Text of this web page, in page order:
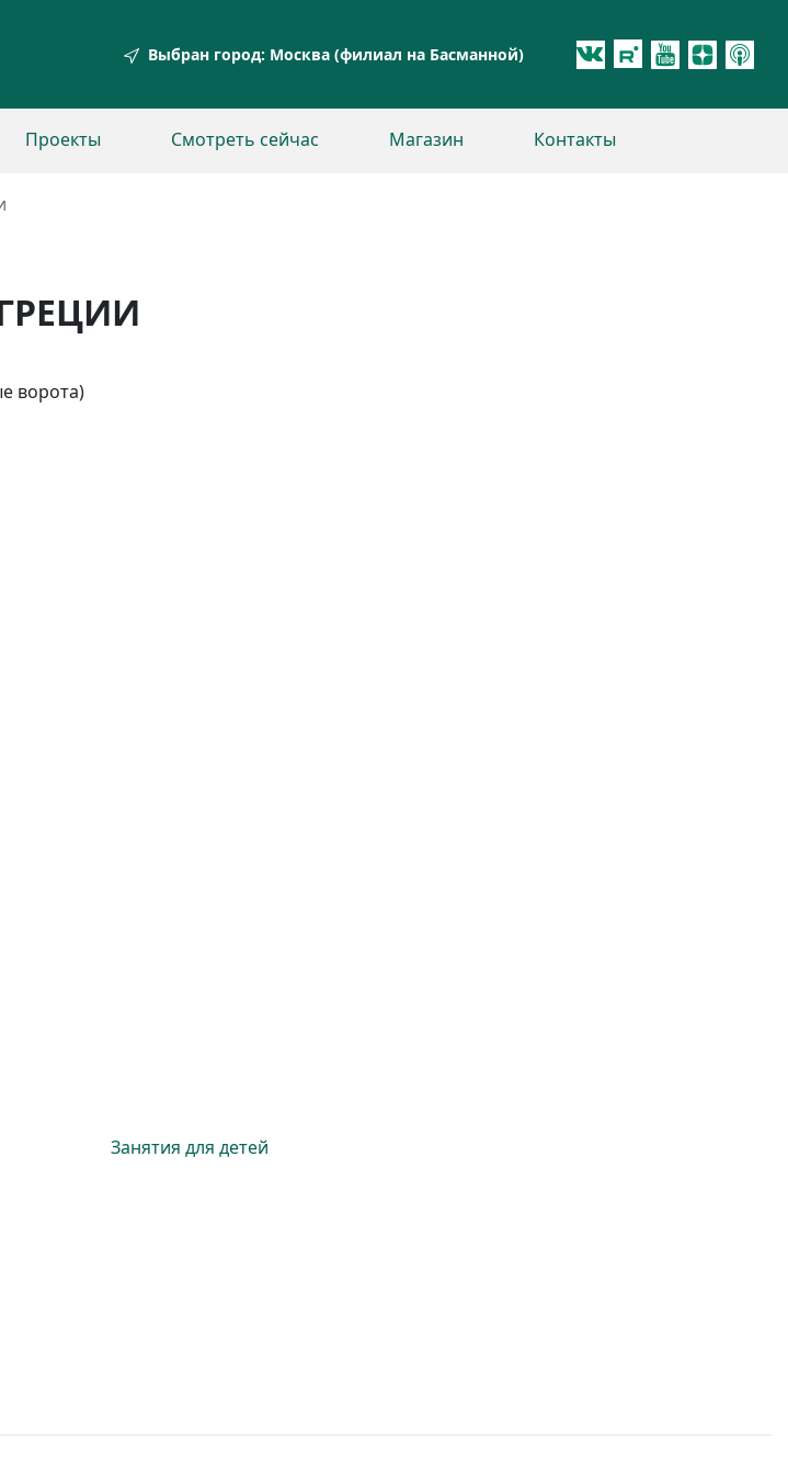
Выбран город: Москва (филиал на Басманной)
Проекты Смотреть сейчас Магазин Контакты
ворота)
Занятия для детей